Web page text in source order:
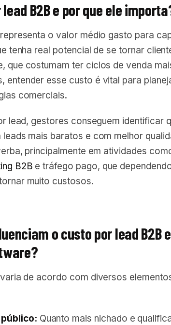
B2B e por que ele
o valor médio gasto para
tenha real potencial de se tornar
que costumam ter ciclos de venda
entender esse custo é vital para
comerciais.
lead, gestores conseguem identificar
mais baratos e com melhor
principalmente em atividades
B2B e tráfego pago, que
muito custosos.
o custo por lead B2B
de acordo com diversos
Quanto mais nichado e